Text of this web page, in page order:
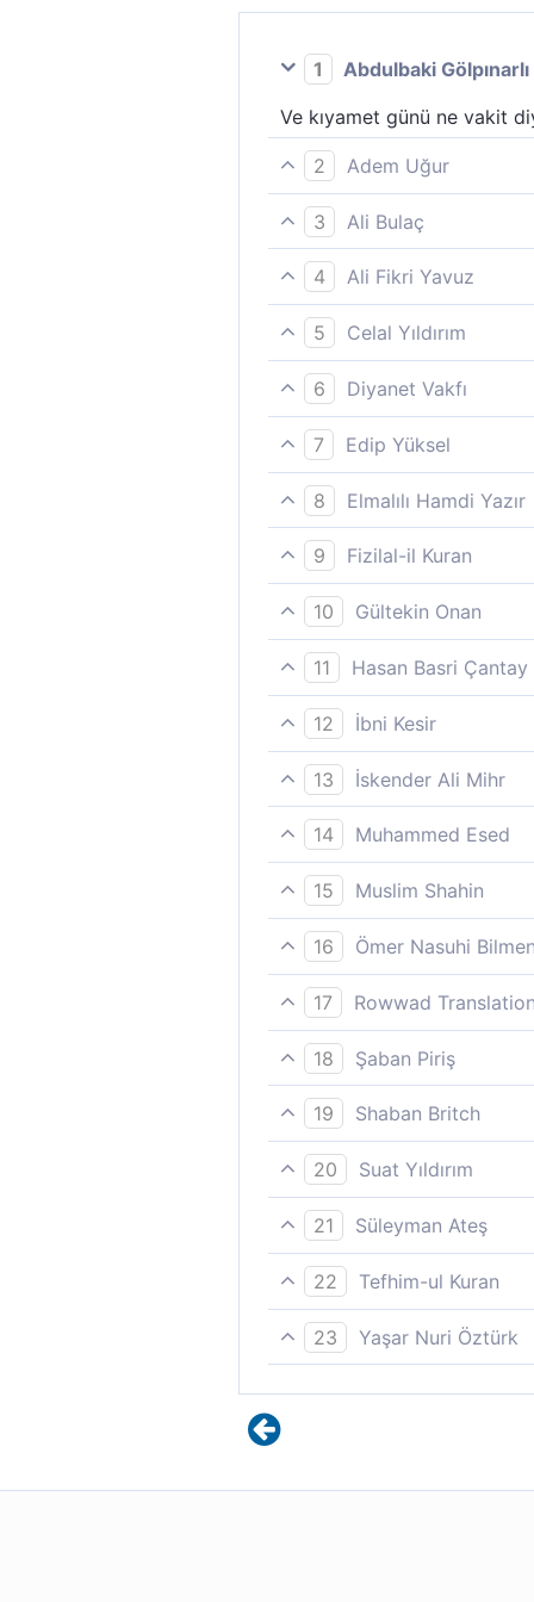
1
Abdulbaki Gölpınarlı
Ve kıyamet günü ne vakit
2
Adem Uğur
Kıyamet günü ne
3
Ali Bulaç
"Kıyamet günü ne
4
Ali Fikri Yavuz
(Alay ederek) sorar: “-
5
Celal Yıldırım
«Kıyamet günü de ne
6
Diyanet Vakfı
"Kıyamet günü ne
7
Edip Yüksel
"Diriliş Günü ne zaman?"
8
Elmalılı Hamdi Yazır
O kıyamet günü ne zaman?
9
Fizilal-il Kuran
Bu yüzden «Kıyamet günü
10
Gültekin Onan
"Kıyamet günü ne
11
Hasan Basri Çantay
«Kıyamet günü (de) ne
12
İbni Kesir
Kıyamet günü de ne
13
İskender Ali Mihr
“Kıyâmet günü ne zaman?”
14
Muhammed Esed
ve (istihza ile) sorar: "Şu
15
Muslim Shahin
«Kıyamet günü ne
16
Ömer Nasuhi Bilmen
(6-7) Sorar ki Kıyamet
17
Rowwad
"Kıyamet günü ne zaman?"
18
Şaban Piriş
-Kıyamet günü ne zaman?
19
Shaban Britch
Kıyamet günü ne zaman?
20
Suat Yıldırım
“Ne zamanmış o kıyamet
21
Süleyman Ateş
Kıyamet günü nerede? diye
22
Tefhim-ul Kuran
«Kıyamet günü ne
23
Yaşar Nuri Öztürk